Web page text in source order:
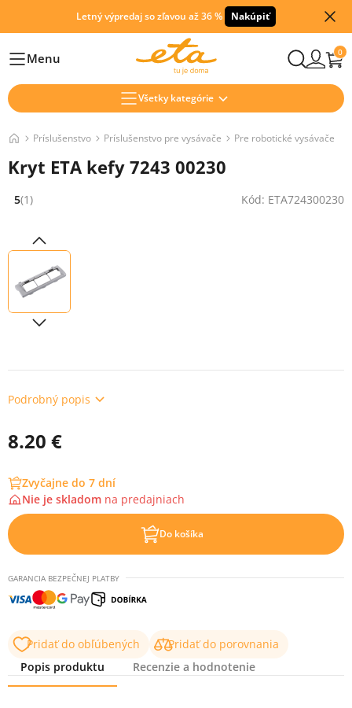
Letný výpredaj so zľavou až 36 % Nakúpiť
HlavníMenu 0
Všetky kategórie
Príslušenstvo Príslušenstvo pre vysávače Pre robotické vysávače
Kryt ETA kefy 7243 00230
Hodnocení: 5 z 5 (1 recenzí)
5(1) Kód: ETA724300230
Podrobný popis
8.20 €
Zvyčajne do 7 dní
Nie je skladom na predajniach
Do košíka
GARANCIA BEZPEČNEJ PLATBY
Pridať do obľúbených
Pridať do porovnania
Popis produktu
Recenzie a hodnotenie